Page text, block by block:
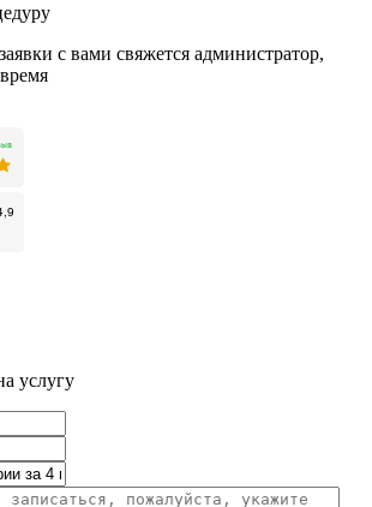
с вами свяжется администратор,
услугу